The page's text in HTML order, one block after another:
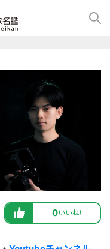
0いいね!